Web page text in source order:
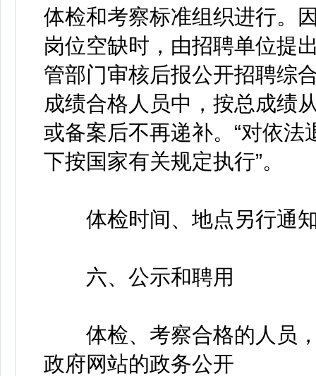
体检和考察标准组织进行。
岗位空缺时，由招聘单位提
管部门审核后报公开招聘综
成绩合格人员中，按总成绩
或备案后不再递补。“对依
下按国家有关规定执行”。
体检时间、地点另行通
六、公示和聘用
体检、考察合格的人员，
政府网站的政务公开